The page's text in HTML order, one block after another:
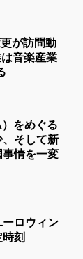
が訪問動
音楽産業
をめぐる
そして新
情を一変
ロウィン
刻